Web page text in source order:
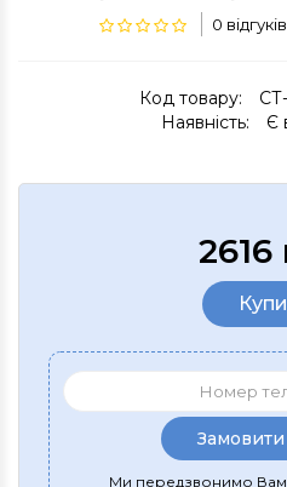
0 відгуків
Код товару:
Наявність:
Є
2616
Замовити
Ми передзвонимо Вам